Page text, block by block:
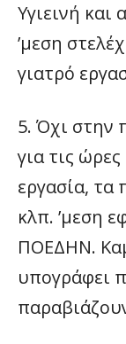
Υγιεινή
’μεση
γιατρό
5. Όχι στην
για τις
εργασία, τα
κλπ. ’μεση
ΠΟΕΔΗΝ.
υπογράφει